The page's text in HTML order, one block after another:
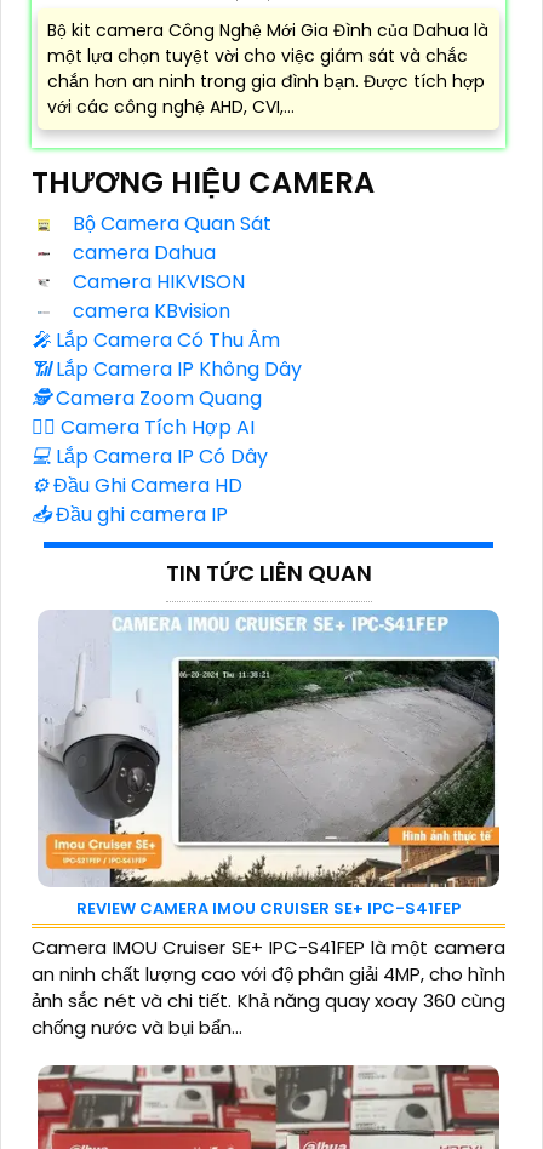
Bộ kit camera Công Nghệ Mới Gia Đình của Dahua là
một lựa chọn tuyệt vời cho việc giám sát và chắc
chắn hơn an ninh trong gia đình bạn. Được tích hợp
với các công nghệ AHD, CVI,...
THƯƠNG HIỆU CAMERA
Bộ Camera Quan Sát
camera Dahua
Camera HIKVISON
camera KBvision
️🎤️ Lắp Camera Có Thu Âm
📶Lắp Camera IP Không Dây
🕵️Camera Zoom Quang
🧛‍♀️ Camera Tích Hợp AI
💻 Lắp Camera IP Có Dây
⚙️Đầu Ghi Camera HD
📥Đầu ghi camera IP
TIN TỨC LIÊN QUAN
REVIEW CAMERA IMOU CRUISER SE+ IPC-S41FEP
Camera IMOU Cruiser SE+ IPC-S41FEP là một camera
an ninh chất lượng cao với độ phân giải 4MP, cho hình
ảnh sắc nét và chi tiết. Khả năng quay xoay 360 cùng
chống nước và bụi bẩn...